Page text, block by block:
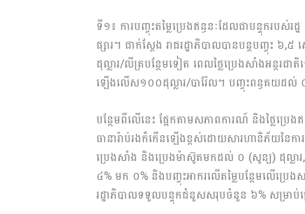
ទី១៖ ការបញ្ចុះតម្លៃប្រេងឥន្ធនៈដែលជាបន្ទុករបស់រ
ផ្សារ។ ជាក់ស្តែង រាជរដ្ឋាភិបាលបានបន្តបញ្ចុះ
ដុល្លារ/លីត្របន្ថែមទៀត ពេលថ្លៃប្រេងសាំងអន្តរ
ឡើងលើស១០០ដុល្លារ/បារ៉ែល។ បញ្ចុះពន្ធគយដល់ ០
បន្ថែមពីលើនេះ ផ្អែកតាមសភាពការណ៍ និងថ្លៃប្រេង
ធានារ៉ាប់រងក៏កើនឡើងខ្ពស់ដោយសារហានិភ័យនៃកា
ប្រេងសាំង និងប្រេងម៉ាស៊ូតមកដល់ ០ (សូន្យ) ដុល្ល
៤% មក ០% និងបញ្ចុះអាករលើតម្លៃបន្ថែមលើប្
រដ្ឋាភិបាលទទួលបន្ទុកជំនួសសរុបចំនួន ៦% សម្រា